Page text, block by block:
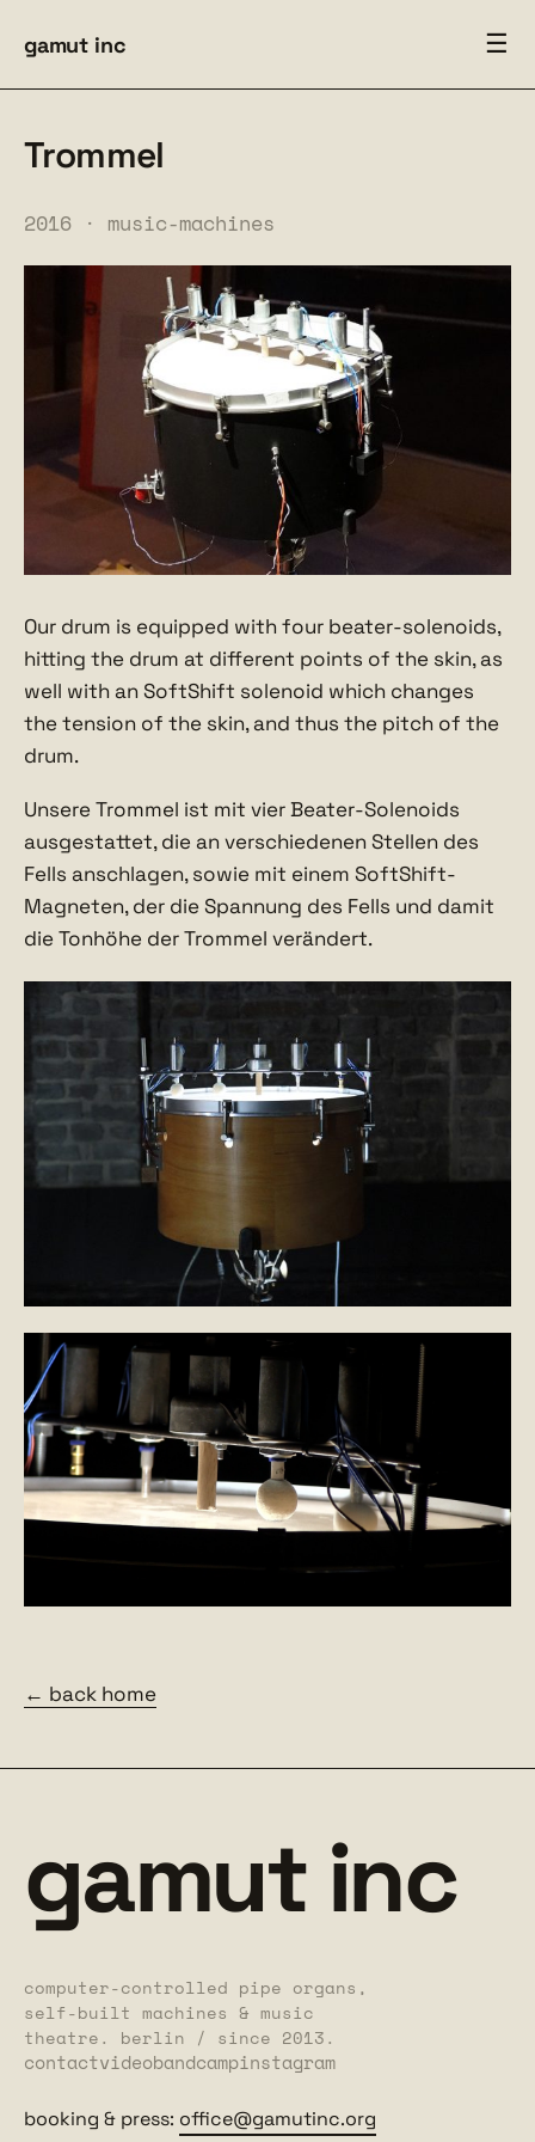
gamut inc ☰
Trommel
2016 · music-machines
Our drum is equipped with four beater-solenoids,
hitting the drum at different points of the skin, as
well with an SoftShift solenoid which changes
the tension of the skin, and thus the pitch of the
drum.
Unsere Trommel ist mit vier Beater-Solenoids
ausgestattet, die an verschiedenen Stellen des
Fells anschlagen, sowie mit einem SoftShift-
Magneten, der die Spannung des Fells und damit
die Tonhöhe der Trommel verändert.
← back home
gamut inc
computer-controlled pipe organs,
self-built machines & music
theatre. berlin / since 2013.
contactvideobandcampinstagram
booking & press: office@gamutinc.org